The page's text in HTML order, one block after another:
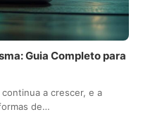
Guia Completo para
a crescer, e a
de…